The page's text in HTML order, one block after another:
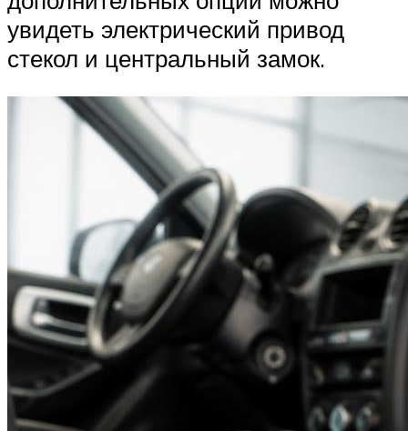
увидеть электрический привод
стекол и центральный замок.